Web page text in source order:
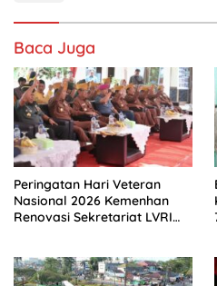
Baca Juga
Peringatan Hari Veteran
Nasional 2026 Kemenhan
Renovasi Sekretariat LVRI